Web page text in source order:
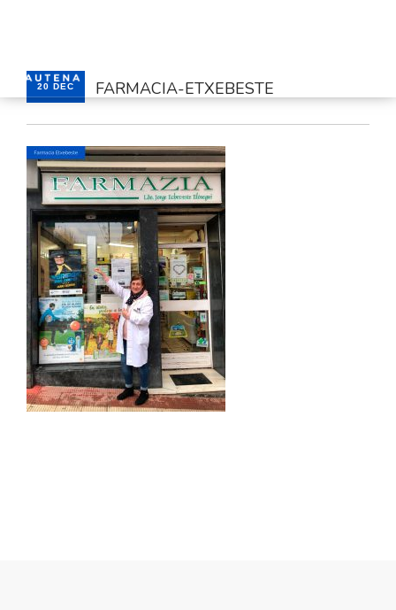
HOME
SERVICES
CONTACT
ENGLISH
20 DEC FARMACIA-ETXEBESTE